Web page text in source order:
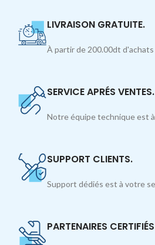
LIVRAISON GRATUITE.
À partir de 200.00dt d'achats
SERVICE APRÉS VENTES.
Notre équipe technique est
SUPPORT CLIENTS.
Support dédiés est à votre
PARTENAIRES CERTIFIÉS